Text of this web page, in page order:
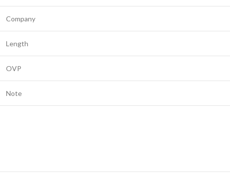
Company
Length
OVP
Note